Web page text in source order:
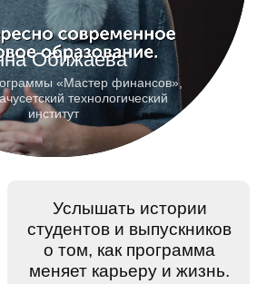
в формат
меняет карьеру и жизнь.